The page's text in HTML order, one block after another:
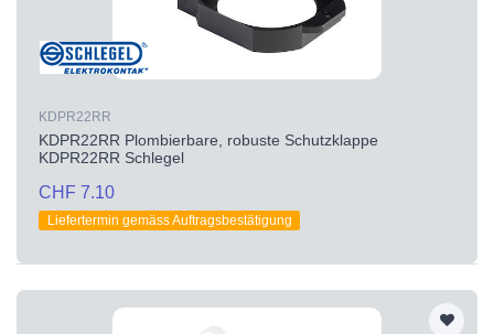
KDPR22RR
KDPR22RR Plombierbare, robuste Schutzklappe
KDPR22RR Schlegel
CHF 7.10
Liefertermin gemäss Auftragsbestätigung